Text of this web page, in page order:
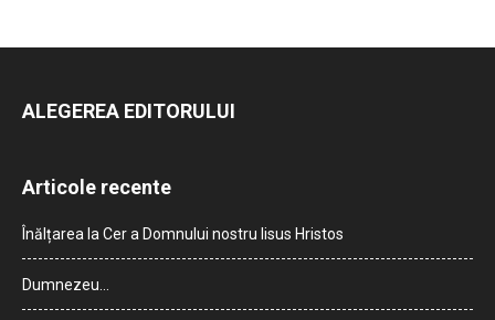
ALEGEREA EDITORULUI
Articole recente
Înălțarea la Cer a Domnului nostru Iisus Hristos
Dumnezeu…